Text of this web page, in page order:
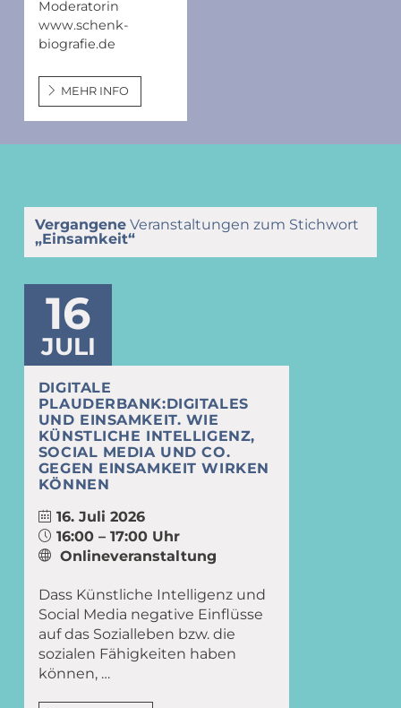
Moderatorin
www.schenk-
biografie.de
MEHR INFO
VergangeneVeranstaltungen zum Stichwort
„Einsamkeit“
16
JULI
DIGITALE
PLAUDERBANK:DIGITALES
UND EINSAMKEIT. WIE
KÜNSTLICHE INTELLIGENZ,
SOCIAL MEDIA UND CO.
GEGEN EINSAMKEIT WIRKEN
KÖNNEN
16. Juli 2026
16:00 – 17:00 Uhr
Onlineveranstaltung
Dass Künstliche Intelligenz und
Social Media negative Einflüsse
auf das Sozialleben bzw. die
sozialen Fähigkeiten haben
können, …